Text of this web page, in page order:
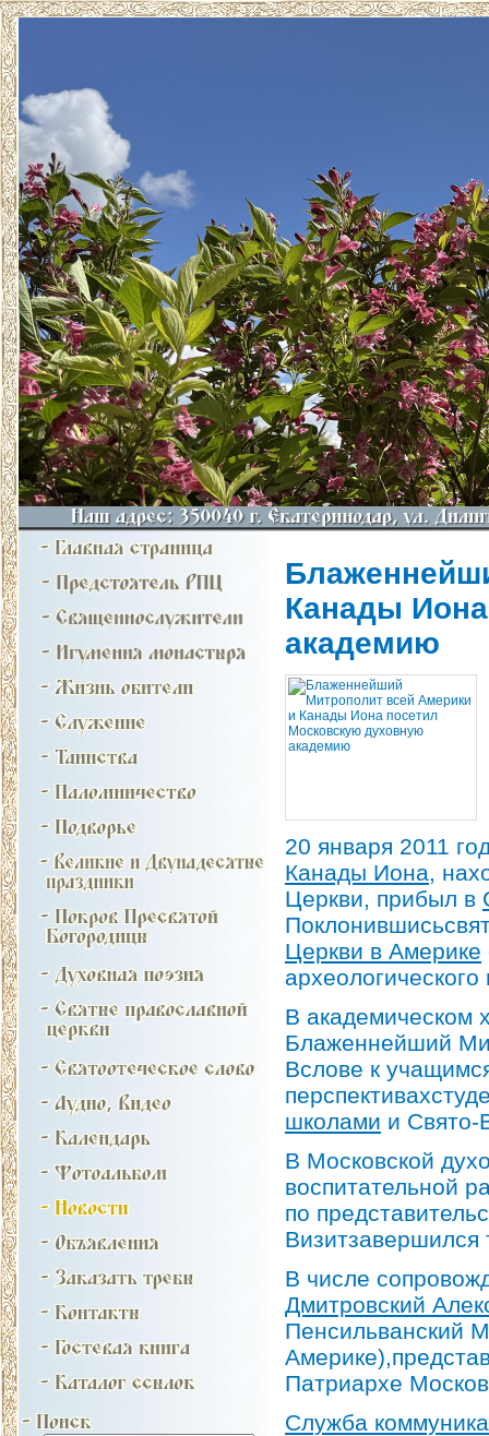
Канады
академию
20 января 2011
Канады Иона,
Церкви, прибыл в
Церкви в Америке
В академическом
Блаженнейший
Вслове к
школами и
В Московской
воспитательной
по
Визитзавершился
В числе
Дмитровский
Пенсильванский
Патриархе
Служба